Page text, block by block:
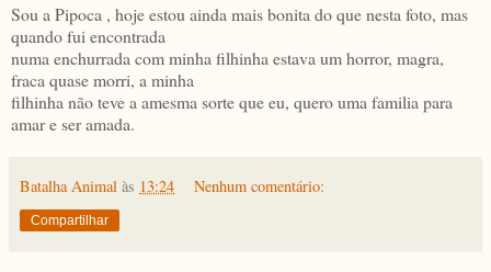
Sou a Pipoca , hoje estou ainda mais bonita do que nesta foto, mas
quando fui encontrada
numa enchurrada com minha filhinha estava um horror, magra,
fraca quase morri, a minha
filhinha não teve a amesma sorte que eu, quero uma familia para
amar e ser amada.
Batalha Animal às 13:24 Nenhum comentário:
Compartilhar